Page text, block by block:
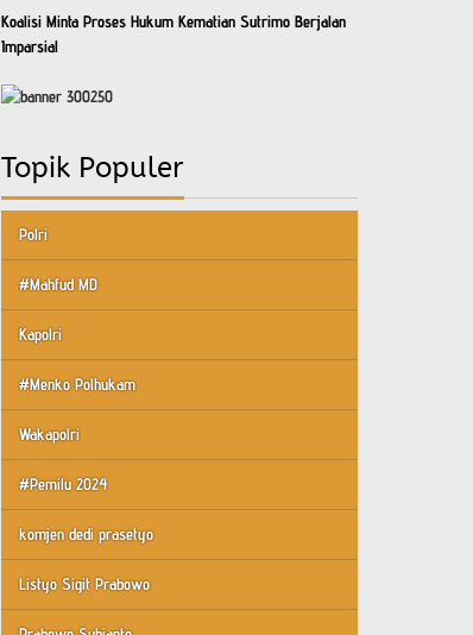
Koalisi Minta Proses Hukum Kematian Sutrimo Berjalan
Imparsial
Topik Populer
Polri
#Mahfud MD
Kapolri
#Menko Polhukam
Wakapolri
#Pemilu 2024
komjen dedi prasetyo
Listyo Sigit Prabowo